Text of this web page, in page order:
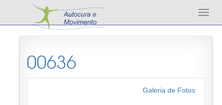
00636
Galeria de Fotos